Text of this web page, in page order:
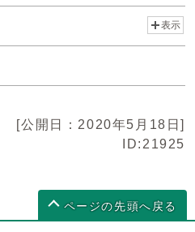
表示
[公開日：2020年5月18日]
ID:21925
ページの先頭へ戻る